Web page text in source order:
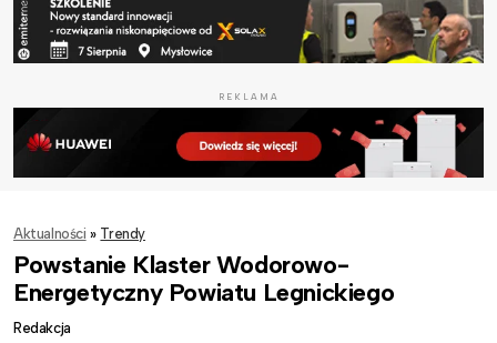
REKLAMA
Aktualności » Trendy
Powstanie Klaster Wodorowo-
Energetyczny Powiatu Legnickiego
Redakcja